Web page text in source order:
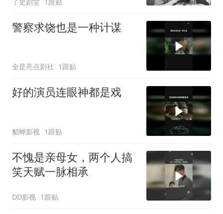
警察求饶也是一种计谋
全是亮点剧社 1跟贴
好的演员连眼神都是戏
貂蝉影视 1跟贴
不愧是亲母女，两个人搞
笑天赋一脉相承
DD影视 1跟贴